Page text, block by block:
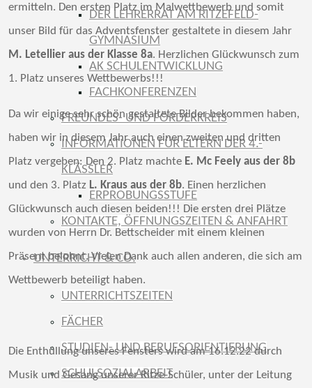
DER LEHRERRAT AM RITZEFELD-
GYMNASIUM
AK SCHULENTWICKLUNG
FACHKONFERENZEN
FREUNDES- UND FÖRDERKREIS
INFORMATIONEN FÜR ELTERN DER 4.-
KLÄSSLER
ERPROBUNGSSTUFE
KONTAKTE, ÖFFNUNGSZEITEN & ANFAHRT
UNTERRICHT & CO.
UNTERRICHTSZEITEN
FÄCHER
STUDIEN- UND BERUFSORIENTIERUNG
SCHULSOZIALARBEIT
ermitteln. Den ersten Platz im Malwettbewerb und somit
unser Bild für das Adventsfenster gestaltete in diesem Jahr
M. Letellier aus der Klasse 8a. Herzlichen Glückwunsch zum
1. Platz unseres Wettbewerbs!!!
Da wir einige sehr schön gestaltete Bilder bekommen haben,
haben wir in diesem Jahr auch einen zweiten und dritten
Platz vergeben: Den 2. Platz machte E. Mc Feely aus der 8b
und den 3. Platz L. Kraus aus der 8b. Einen herzlichen
Glückwunsch auch diesen beiden!!! Die ersten drei Plätze
wurden von Herrn Dr. Bettscheider mit einem kleinen
Präsent belohnt. Vielen Dank auch allen anderen, die sich am
Wettbewerb beteiligt haben.
Die Enthüllung unseres Fensters wird am 16.12.22 durch
Musik und Gesang unserer Ritze-Schüler, unter der Leitung